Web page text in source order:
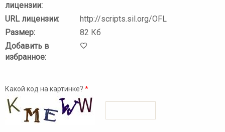
лицензии:
URL лицензии:
http://scripts.sil.org/OFL
Размер:
82 Кб
Добавить в
избранное:
Какой код на картинке? *